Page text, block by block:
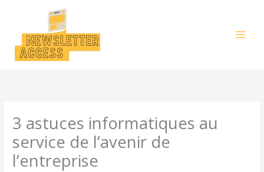
contenu
3 astuces informatiques au
service de l’avenir de
l’entreprise